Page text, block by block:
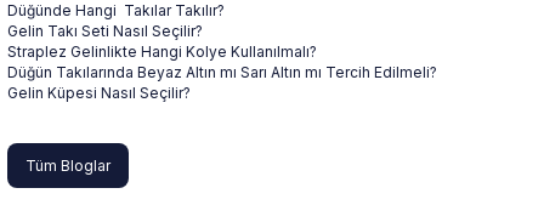
Düğünde Hangi Takılar Takılır?
Gelin Takı Seti Nasıl Seçilir?
Straplez Gelinlikte Hangi Kolye Kullanılmalı?
Düğün Takılarında Beyaz Altın mı Sarı Altın mı Tercih Edilmeli?
Gelin Küpesi Nasıl Seçilir?
Tüm Bloglar